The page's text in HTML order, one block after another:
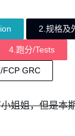
2.规格及
4.跑分/Tests
FCP GRC
姐姐，但是本